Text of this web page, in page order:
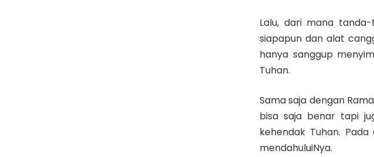
Lalu, dari mana
siapapun dan alat
hanya sanggup
Tuhan.
Sama saja dengan
bisa saja benar tapi
kehendak Tuhan.
mendahuluiNya.